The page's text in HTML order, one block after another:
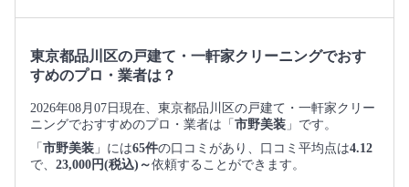
東京都品川区の戸建て・一軒家クリーニングでおす
すめのプロ・業者は？
2026年08月07日現在、東京都品川区の戸建て・一軒家クリー
ニングでおすすめのプロ・業者は「 市野美装 」です。
「 市野美装 」には65件の口コミがあり、口コミ平均点は4.12
で、 23,000円(税込)～依頼することができます。